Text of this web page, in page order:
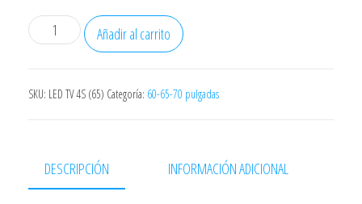
Televisor
Philips
65"/
4K/
Ambilight/
Añadir al carrito
SKU: LED TV 4S (65) Categoría: 60-65-70 pulgadas
DESCRIPCIÓN INFORMACIÓN ADICIONAL